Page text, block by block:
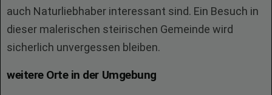
auch Naturliebhaber interessant sind. Ein Besuch in
dieser malerischen steirischen Gemeinde wird
sicherlich unvergessen bleiben.
weitere Orte in der Umgebung